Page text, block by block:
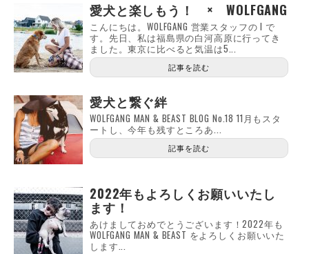
愛犬と楽しもう！ × WOLFGANG
こんにちは。WOLFGANG 営業スタッフの I で
す。先日、私は福島県の白河高原に行ってき
ました。東京に比べると気温は5...
記事を読む
愛犬と繋ぐ絆
WOLFGANG MAN & BEAST BLOG No.18 11月もスタ
ートし、今年も残すところあ...
記事を読む
2022年もよろしくお願いいたし
ます！
あけましておめでとうございます！2022年も
WOLFGANG MAN & BEAST をよろしくお願いいた
します...